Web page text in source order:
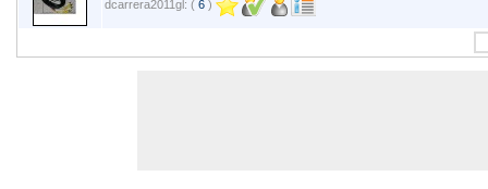
dcarrera2011gl: ( 6 )